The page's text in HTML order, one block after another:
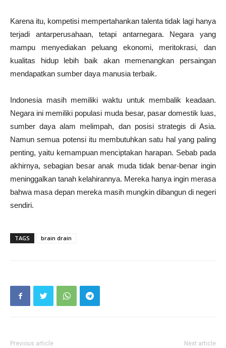
Karena itu, kompetisi mempertahankan talenta tidak lagi hanya
terjadi antarperusahaan, tetapi antarnegara. Negara yang
mampu menyediakan peluang ekonomi, meritokrasi, dan
kualitas hidup lebih baik akan memenangkan persaingan
mendapatkan sumber daya manusia terbaik.
Indonesia masih memiliki waktu untuk membalik keadaan.
Negara ini memiliki populasi muda besar, pasar domestik luas,
sumber daya alam melimpah, dan posisi strategis di Asia.
Namun semua potensi itu membutuhkan satu hal yang paling
penting, yaitu kemampuan menciptakan harapan. Sebab pada
akhirnya, sebagian besar anak muda tidak benar-benar ingin
meninggalkan tanah kelahirannya. Mereka hanya ingin merasa
bahwa masa depan mereka masih mungkin dibangun di negeri
sendiri.
TAGS brain drain
Previous article Next article